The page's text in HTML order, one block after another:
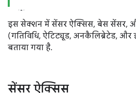
इस सेक्शन में सेंसर ऐक्सिस, बेस सेंसर,
(गतिविधि, ऐटिट्यूड, अनकैलिब्रेटेड,
बताया गया है.
सेंसर ऐक्सिस